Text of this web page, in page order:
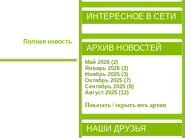
Полная новость
ИНТЕРЕСНОЕ В СЕТИ
АРХИВ НОВОСТЕЙ
Май 2026 (2)
Январь 2026 (2)
Ноябрь 2025 (3)
Октябрь 2025 (7)
Сентябрь 2025 (8)
Август 2025 (12)
Показать / скрыть весь архив
НАШИ ДРУЗЬЯ